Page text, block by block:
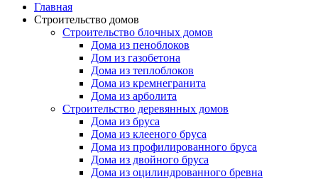
Главная
Строительство домов
Строительство блочных домов
Дома из пеноблоков
Дом из газобетона
Дома из теплоблоков
Дома из кремнегранита
Дома из арболита
Строительство деревянных домов
Дома из бруса
Дома из клееного бруса
Дома из профилированного бруса
Дома из двойного бруса
Дома из оцилиндрованного бревна